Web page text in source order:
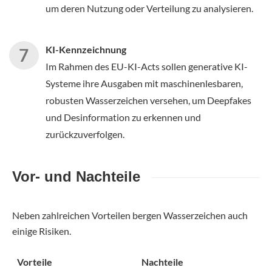
um deren Nutzung oder Verteilung zu analysieren.
KI-Kennzeichnung
Im Rahmen des EU-KI-Acts sollen generative KI-
Systeme ihre Ausgaben mit maschinenlesbaren,
robusten Wasserzeichen versehen, um Deepfakes
und Desinformation zu erkennen und
zurückzuverfolgen.
Vor- und Nachteile
Neben zahlreichen Vorteilen bergen Wasserzeichen auch
einige Risiken.
Vorteile Nachteile